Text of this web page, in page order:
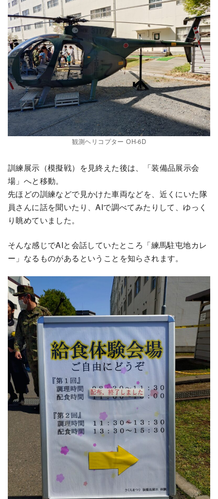
観測ヘリコプター OH-6D
訓練展示（模擬戦）を見終えた後は、「装備品展示会
場」へと移動。
先ほどの訓練などで見かけた車両などを、近くにいた隊
員さんに話を聞いたり、AIで調べてみたりして、ゆっく
り眺めていました。
そんな感じでAIと会話していたところ「練馬駐屯地カレ
ー」なるものがあるということを知らされます。